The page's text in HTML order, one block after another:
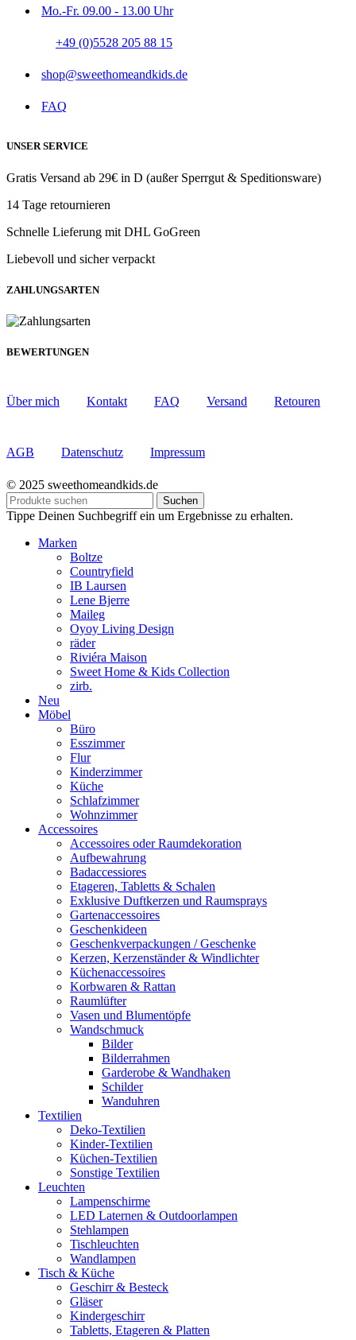
Mo.-Fr. 09.00 - 13.00 Uhr
+49 (0)5528 205 88 15
shop@sweethomeandkids.de
FAQ
UNSER SERVICE
Gratis Versand ab 29€ in D (außer Sperrgut & Speditionsware)
14 Tage retournieren
Schnelle Lieferung mit DHL GoGreen
Liebevoll und sicher verpackt
ZAHLUNGSARTEN
BEWERTUNGEN
Über mich Kontakt FAQ Versand Retouren
AGB Datenschutz Impressum
© 2025 sweethomeandkids.de
Suchen
Tippe Deinen Suchbegriff ein um Ergebnisse zu erhalten.
Marken
Boltze
Countryfield
IB Laursen
Lene Bjerre
Maileg
Oyoy Living Design
räder
Riviéra Maison
Sweet Home & Kids Collection
zirb.
Neu
Möbel
Büro
Esszimmer
Flur
Kinderzimmer
Küche
Schlafzimmer
Wohnzimmer
Accessoires
Accessoires oder Raumdekoration
Aufbewahrung
Badaccessiores
Etageren, Tabletts & Schalen
Exklusive Duftkerzen und Raumsprays
Gartenaccessoires
Geschenkideen
Geschenkverpackungen / Geschenke
Kerzen, Kerzenständer & Windlichter
Küchenaccessoires
Korbwaren & Rattan
Raumlüfter
Vasen und Blumentöpfe
Wandschmuck
Bilder
Bilderrahmen
Garderobe & Wandhaken
Schilder
Wanduhren
Textilien
Deko-Textilien
Kinder-Textilien
Küchen-Textilien
Sonstige Textilien
Leuchten
Lampenschirme
LED Laternen & Outdoorlampen
Stehlampen
Tischleuchten
Wandlampen
Tisch & Küche
Geschirr & Besteck
Gläser
Kindergeschirr
Tabletts, Etageren & Platten